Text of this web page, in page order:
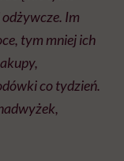
Im
tym mniej ich
co tydzień.